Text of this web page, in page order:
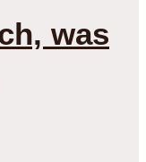
was